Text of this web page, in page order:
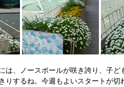
、ノースポールが咲き誇り、子ど
りするね。今週もよいスタートが切